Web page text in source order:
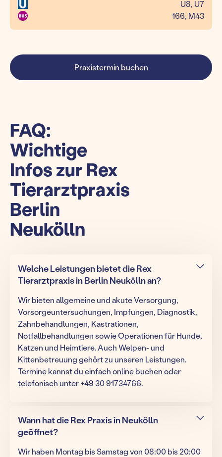
U8, U7
166, M43
Praxistermin buchen
FAQ:
Wichtige
Infos zur Rex
Tierarztpraxis
Berlin
Neukölln
Welche Leistungen bietet die Rex
Tierarztpraxis in Berlin Neukölln an?
Wir bieten allgemeine und akute Versorgung,
Vorsorgeuntersuchungen, Impfungen, Diagnostik,
Zahnbehandlungen, Kastrationen,
Notfallbehandlungen sowie Operationen für Hunde,
Katzen und Heimtiere. Auch Welpen- und
Kittenbetreuung gehört zu unseren Leistungen.
Termine kannst du einfach online buchen oder
telefonisch unter +49 30 91734766.
Wann hat die Rex Praxis in Neukölln
geöffnet?
Wir haben Montag bis Samstag von 08:00 bis 20:00